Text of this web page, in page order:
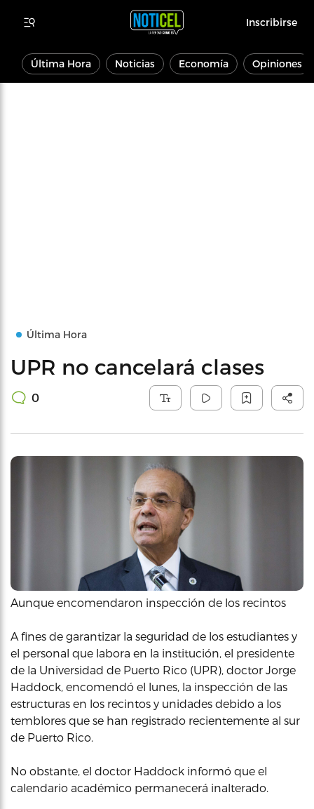
Inscribirse
Última Hora Noticias Economía Opiniones
Última Hora
UPR no cancelará clases
0
Aunque encomendaron inspección de los recintos
A fines de garantizar la seguridad de los estudiantes y
el personal que labora en la institución, el presidente
de la Universidad de Puerto Rico (UPR), doctor Jorge
Haddock, encomendó el lunes, la inspección de las
estructuras en los recintos y unidades debido a los
temblores que se han registrado recientemente al sur
de Puerto Rico.
No obstante, el doctor Haddock informó que el
calendario académico permanecerá inalterado.